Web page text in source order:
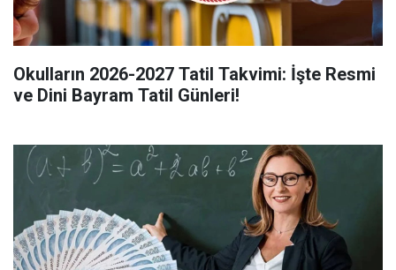
Okulların 2026-2027 Tatil Takvimi: İşte Resmi
ve Dini Bayram Tatil Günleri!